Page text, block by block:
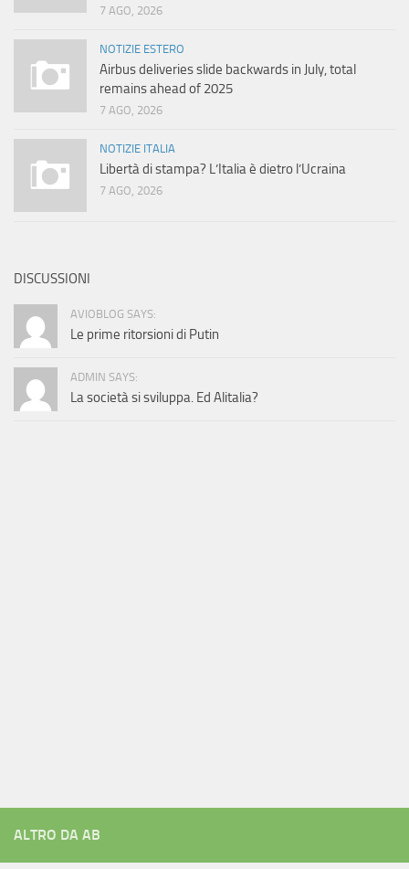
7 AGO, 2026
NOTIZIE ESTERO
Airbus deliveries slide backwards in July, total
remains ahead of 2025
7 AGO, 2026
NOTIZIE ITALIA
Libertà di stampa? L’Italia è dietro l’Ucraina
7 AGO, 2026
DISCUSSIONI
AVIOBLOG SAYS:
Le prime ritorsioni di Putin
ADMIN SAYS:
La società si sviluppa. Ed Alitalia?
ALTRO DA AB